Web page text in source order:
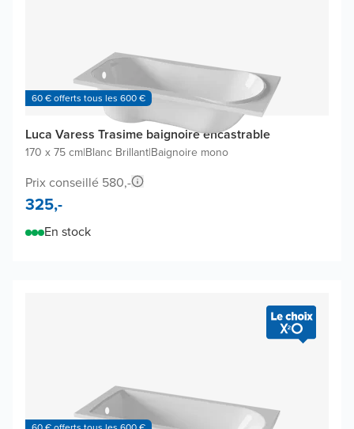
60 € offerts tous les 600 €
Luca Varess Trasime baignoire encastrable
170 x 75 cm|Blanc Brillant|Baignoire mono
Prix conseillé 580,-
325,-
En stock